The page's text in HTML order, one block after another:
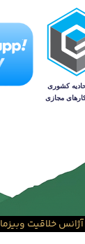
آژانس خلاقیت وبیزما